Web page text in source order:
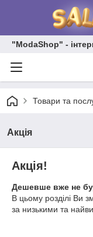
"ModaShop" -
Товари та
Акція
Акція!
Дешевше вже не
В цьому розділі Ви
за низькими та